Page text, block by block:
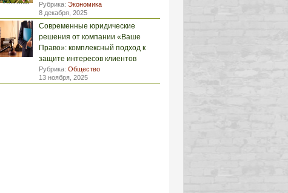
Рубрика: Экономика
8 декабря, 2025
Современные юридические
решения от компании «Ваше
Право»: комплексный подход к
защите интересов клиентов
Рубрика: Общество
13 ноября, 2025